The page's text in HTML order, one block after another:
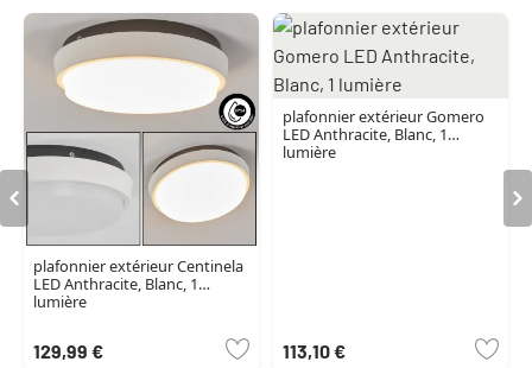
plafonnier extérieur Centinela
LED Anthracite, Blanc, 1
lumière
129,99 €
plafonnier extérieur Gomero
LED Anthracite, Blanc, 1
lumière
113,10 €